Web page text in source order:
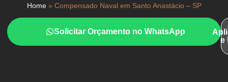
Home» Compensado Naval em Santo Anastácio – SP
Solicitar Orçamento no WhatsApp
e